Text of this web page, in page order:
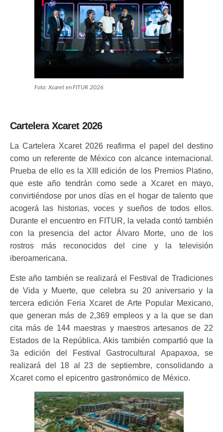
Foto: Xcaret en FITUR 2026
Cartelera Xcaret 2026
La Cartelera Xcaret 2026 reafirma el papel del destino
como un referente de México con alcance internacional.
Prueba de ello es la XIII edición de los Premios Platino,
que este año tendrán como sede a Xcaret en mayo,
convirtiéndose por unos días en el hogar de talento que
acogerá las historias, voces y sueños de todos ellos.
Durante el encuentro en FITUR, la velada contó también
con la presencia del actor Álvaro Morte, uno de los
rostros más reconocidos del cine y la televisión
iberoamericana.
Este año también se realizará el Festival de Tradiciones
de Vida y Muerte, que celebra su 20 aniversario y la
tercera edición Feria Xcaret de Arte Popular Mexicano,
que generan más de 2,369 empleos y a la que se dan
cita más de 144 maestras y maestros artesanos de 22
Estados de la República. Akis también compartió que la
3a edición del Festival Gastrocultural Apapaxoa, se
realizará del 18 al 23 de septiembre, consolidando a
Xcaret como el epicentro gastronómico de México.